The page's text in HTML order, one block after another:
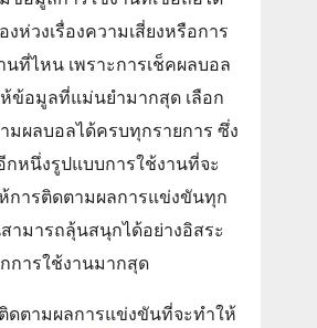
งห่วงเรื่องความเสี่ยงหรือการ
นที่ไหน เพราะการเช็คผลบอล
ข้อมูลที่แม่นยำมากสุด เลือก
มผลบอลได้ครบทุกรายการ ซึ่ง
กหนึ่งรูปแบบการใช้งานที่จะ
การติดตามผลการแข่งขันทุก
ามารถลุ้นสนุกได้อย่างอิสระ
การใช้งานมากสุด
ดตามผลการแข่งขันที่จะทำให้